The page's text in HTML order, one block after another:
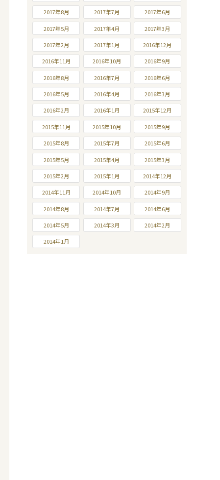
2017年8月 2017年7月 2017年6月
2017年5月 2017年4月 2017年3月
2017年2月 2017年1月 2016年12月
2016年11月 2016年10月 2016年9月
2016年8月 2016年7月 2016年6月
2016年5月 2016年4月 2016年3月
2016年2月 2016年1月 2015年12月
2015年11月 2015年10月 2015年9月
2015年8月 2015年7月 2015年6月
2015年5月 2015年4月 2015年3月
2015年2月 2015年1月 2014年12月
2014年11月 2014年10月 2014年9月
2014年8月 2014年7月 2014年6月
2014年5月 2014年3月 2014年2月
2014年1月